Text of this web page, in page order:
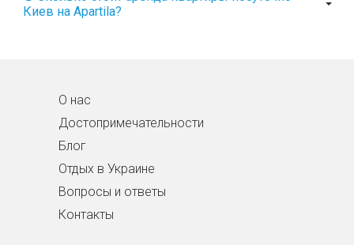
Киев на Apartila?
О нас
Достопримечательности
Блог
Отдых в Украине
Вопросы и ответы
Контакты